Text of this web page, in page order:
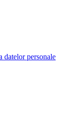
datelor personale